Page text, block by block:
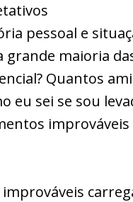
pessoal e
grande maioria
Quantos
eu sei se sou